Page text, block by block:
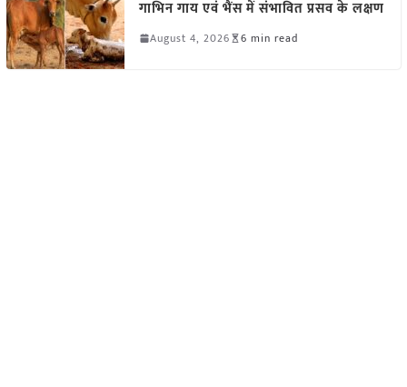
गाभिन गाय एवं भैंस में संभावित प्रसव के लक्षण
August 4, 2026 6 min read